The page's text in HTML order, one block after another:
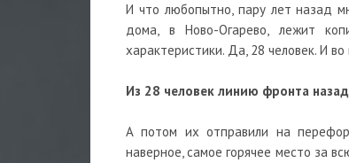
И что любопытно, пару лет назад
дома, в Ново-Огарево, лежит
характеристики. Да, 28 человек. И
Из 28 человек линию фронта
А потом их отправили на
наверное, самое горячее место за